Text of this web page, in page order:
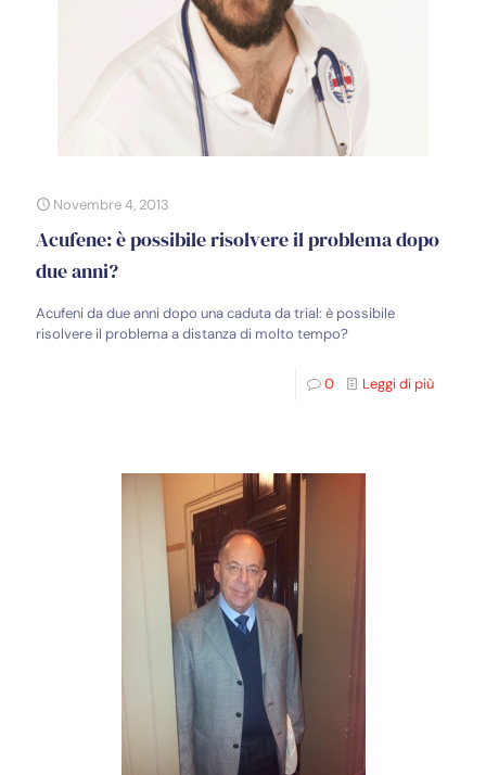
Novembre 4, 2013
Acufene: è possibile risolvere il problema dopo
due anni?
Acufeni da due anni dopo una caduta da trial: è possibile
risolvere il problema a distanza di molto tempo?
0 Leggi di più